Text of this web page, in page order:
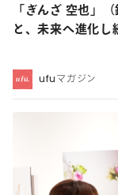
「ぎんざ 空也」
と、未来へ進化し
ufuマガジン